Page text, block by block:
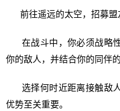
前往遥远的太空，招募盟
在战斗中，你必须战略性
你的敌人，并结合你的同伴
选择何时近距离接触敌人
优势至关重要。